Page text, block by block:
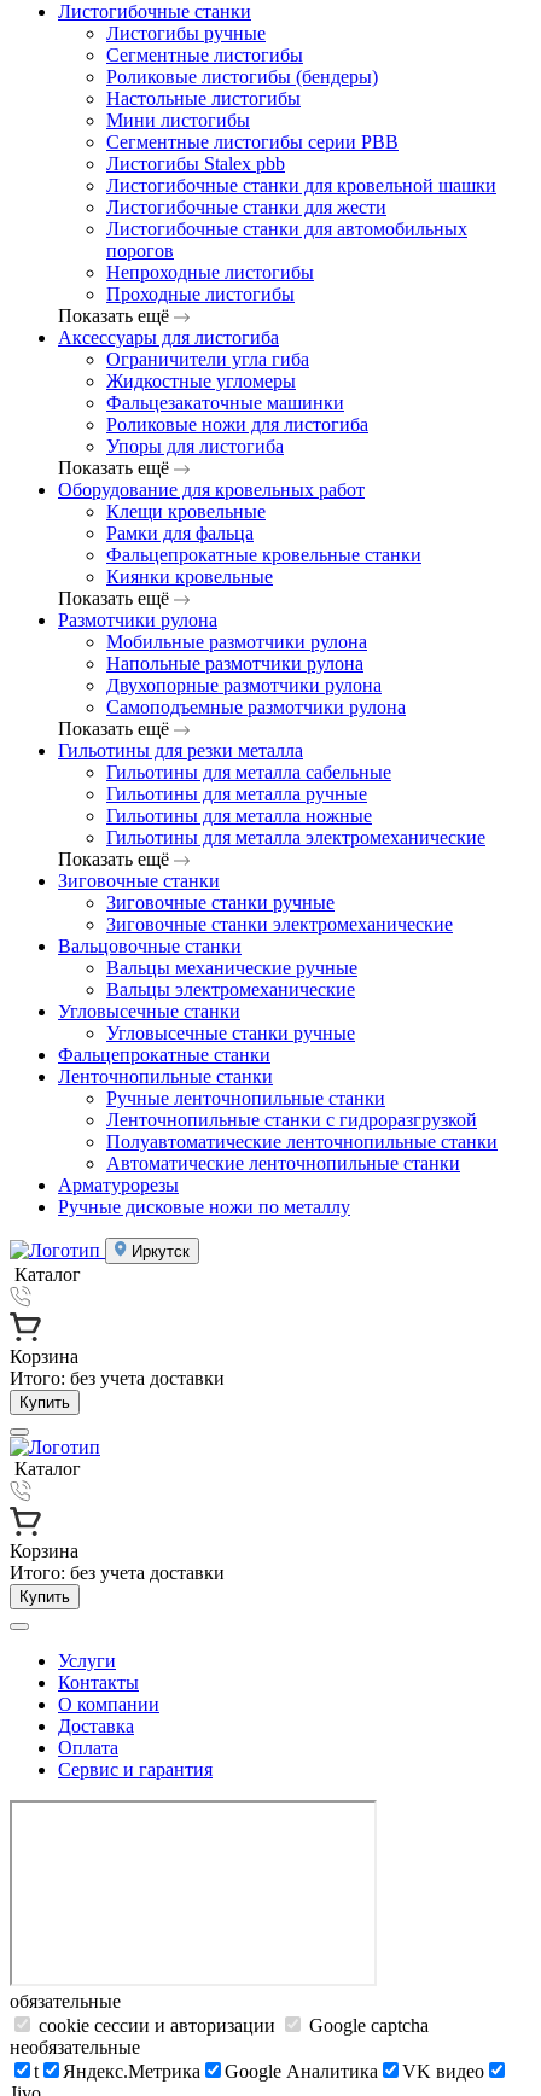
Листогибочные станки
Листогибы ручные
Сегментные листогибы
Роликовые листогибы (бендеры)
Настольные листогибы
Мини листогибы
Сегментные листогибы серии PBB
Листогибы Stalex pbb
Листогибочные станки для кровельной шашки
Листогибочные станки для жести
Листогибочные станки для автомобильных
порогов
Непроходные листогибы
Проходные листогибы
Показать ещё
Аксессуары для листогиба
Ограничители угла гиба
Жидкостные угломеры
Фальцезакаточные машинки
Роликовые ножи для листогиба
Упоры для листогиба
Показать ещё
Оборудование для кровельных работ
Клещи кровельные
Рамки для фальца
Фальцепрокатные кровельные станки
Киянки кровельные
Показать ещё
Размотчики рулона
Мобильные размотчики рулона
Напольные размотчики рулона
Двухопорные размотчики рулона
Самоподъемные размотчики рулона
Показать ещё
Гильотины для резки металла
Гильотины для металла сабельные
Гильотины для металла ручные
Гильотины для металла ножные
Гильотины для металла электромеханические
Показать ещё
Зиговочные станки
Зиговочные станки ручные
Зиговочные станки электромеханические
Вальцовочные станки
Вальцы механические ручные
Вальцы электромеханические
Угловысечные станки
Угловысечные станки ручные
Фальцепрокатные станки
Ленточнопильные станки
Ручные ленточнопильные станки
Ленточнопильные станки с гидроразгрузкой
Полуавтоматические ленточнопильные станки
Автоматические ленточнопильные станки
Арматурорезы
Ручные дисковые ножи по металлу
Иркутск
Каталог
Корзина
Итого: без учета доставки
Купить
Каталог
Корзина
Итого: без учета доставки
Купить
Услуги
Контакты
О компании
Доставка
Оплата
Сервис и гарантия
обязательные
cookie сессии и авторизации
Google captcha
необязательные
t
Яндекс.Метрика Google Аналитика
VK видео